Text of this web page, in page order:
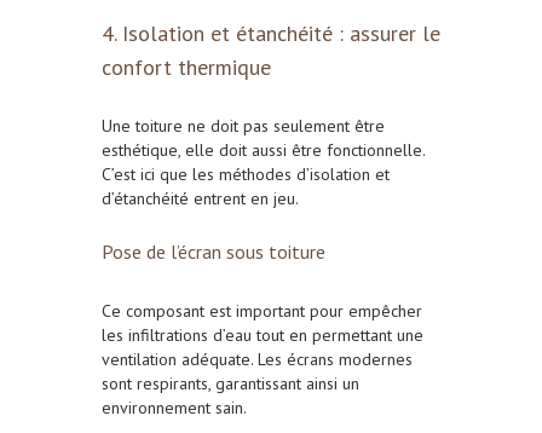
4. Isolation et étanchéité : assurer le
confort thermique
Une toiture ne doit pas seulement être
esthétique, elle doit aussi être fonctionnelle.
C’est ici que les méthodes d’isolation et
d’étanchéité entrent en jeu.
Pose de l’écran sous toiture
Ce composant est important pour empêcher
les infiltrations d’eau tout en permettant une
ventilation adéquate. Les écrans modernes
sont respirants, garantissant ainsi un
environnement sain.